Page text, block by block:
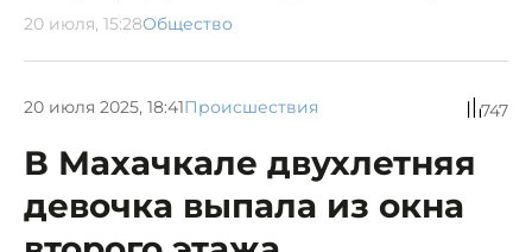
20 июля, 15:28Общество
20 июля 2025, 18:41Происшествия 747
В Махачкале двухлетняя
девочка выпала из окна